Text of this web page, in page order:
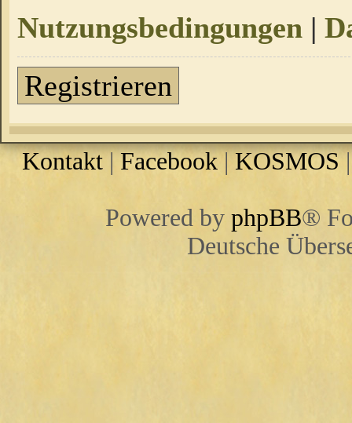
Nutzungsbedingungen |
Registrieren
Kontakt | Facebook |KOSMOS
Powered by phpBB®
Deutsche